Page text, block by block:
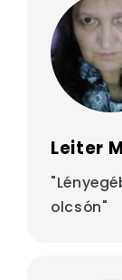
Leiter
olcsón"